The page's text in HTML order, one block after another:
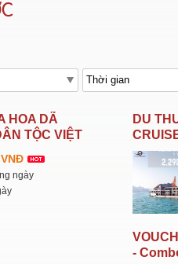
HOA DÃ
TỘC VIỆT
ngày
DU
-